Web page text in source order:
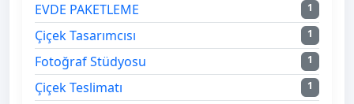
EVDE PAKETLEME 1
Çiçek Tasarımcısı 1
Fotoğraf Stüdyosu 1
Çiçek Teslimatı 1